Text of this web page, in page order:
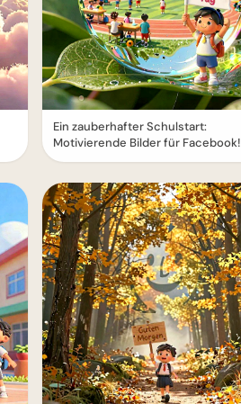
Ein zauberhafter Schulstart:
Motivierende Bilder für Facebook!